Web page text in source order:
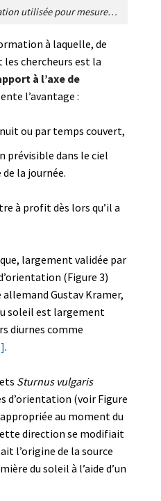
Figure 3. A, cage d’orientation utilisée pour mesurer l’aptitude des oiseaux migrateurs à s’orienter. De nombreux perchoirs reliés à des circuits électroniques sont disposés tout autour de la cage. Chaque fois que l’oiseau se pose sur l’un d’entre eux, l’impulsion de la direction choisie est enregistrée (B, flèches). [Source : Schéma EEnv]
à laquelle, de
chercheurs est la
à l’axe de
l’avantage :
ou par temps couvert,
prévisible dans le ciel
la journée.
à profit dès lors qu’il a
largement validée par
(Figure 3)
Gustav Kramer,
soleil est largement
diurnes comme
.
Sturnus vulgaris
d’orientation (voir Figure
au moment du
direction se modifiait
l’origine de la source
du soleil à l’aide d’un